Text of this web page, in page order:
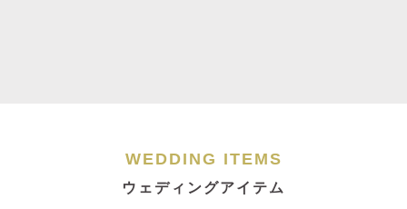
WEDDING ITEMS
ウェディングアイテム